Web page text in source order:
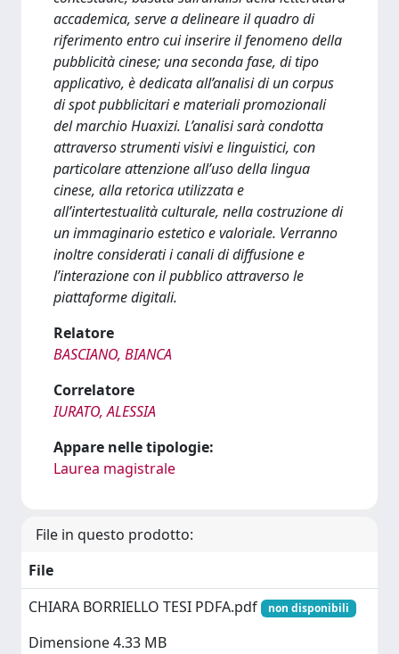
accademica, serve a delineare il quadro di
riferimento entro cui inserire il fenomeno della
pubblicità cinese; una seconda fase, di tipo
applicativo, è dedicata all’analisi di un corpus
di spot pubblicitari e materiali promozionali
del marchio Huaxizi. L’analisi sarà condotta
attraverso strumenti visivi e linguistici, con
particolare attenzione all’uso della lingua
cinese, alla retorica utilizzata e
all’intertestualità culturale, nella costruzione di
un immaginario estetico e valoriale. Verranno
inoltre considerati i canali di diffusione e
l’interazione con il pubblico attraverso le
piattaforme digitali.
Relatore
BASCIANO, BIANCA
Correlatore
IURATO, ALESSIA
Appare nelle tipologie:
Laurea magistrale
File in questo prodotto:
File
CHIARA BORRIELLO TESI PDFA.pdf
non disponibili
Dimensione 4.33 MB